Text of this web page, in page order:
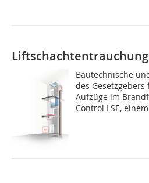
Bautechnische
des
Aufzüge im
Control LSE,